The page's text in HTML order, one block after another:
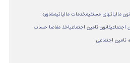
مالیاتهای مستقیمخدمات مالیاتیمشاوره
اجتماعیقانون تامین اجتماعیاخذ مفاصا حساب
تامین اجتماعی